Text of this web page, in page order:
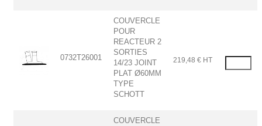
0732T26001
COUVERCLE
POUR
REACTEUR 2
SORTIES
14/23 JOINT
PLAT Ø60MM
TYPE
SCHOTT
219,48 € HT
COUVERCLE